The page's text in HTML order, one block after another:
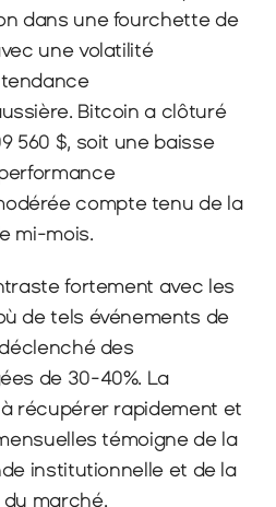
dans une fourchette de
une volatilité
Bitcoin a clôturé
560 $, soit une baisse
compte tenu de la
mi-mois.
fortement avec les
de tels événements de
des
de 30-40%. La
récupérer rapidement et
témoigne de la
institutionnelle et de la
marché.